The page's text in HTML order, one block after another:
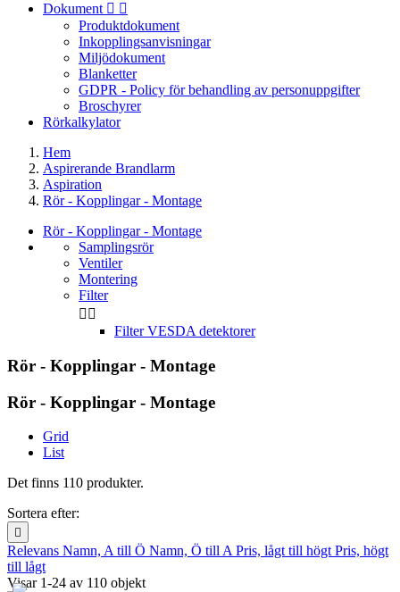
Dokument  
Produktdokument
Inkopplingsanvisningar
Miljödokument
Blanketter
GDPR - Policy för behandling av personuppgifter
Broschyrer
Rörkalkylator
Hem
Aspirerande Brandlarm
Aspiration
Rör - Kopplingar - Montage
Rör - Kopplingar - Montage
Samplingsrör
Ventiler
Montering
Filter
 
Filter VESDA detektorer
Rör - Kopplingar - Montage
Rör - Kopplingar - Montage
Grid
List
Det finns 110 produkter.
Sortera efter:

Relevans Namn, A till Ö Namn, Ö till APris, lågt till högtPris, högt
till lågt
Visar 1-24 av 110 objekt